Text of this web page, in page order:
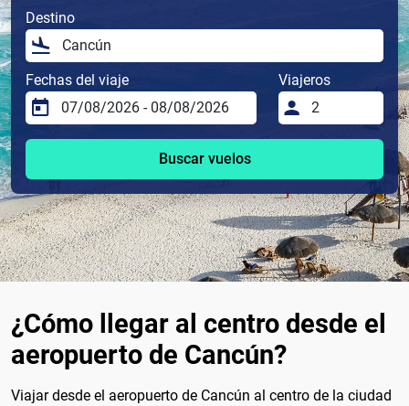
Destino
Fechas del viaje Viajeros
Buscar vuelos
¿Cómo llegar al centro desde el
aeropuerto de Cancún?
Viajar desde el aeropuerto de Cancún al centro de la ciudad